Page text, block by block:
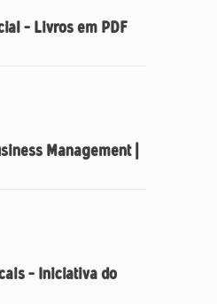
– Livros em PDF
Management |
– Iniciativa do